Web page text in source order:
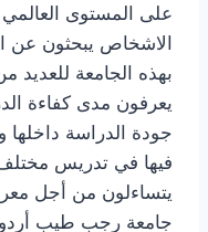
على المستوى
الاشخاص يبحثون عن
بهذه الجامعة للعديد
يعرفون مدى كفاءة
جودة الدراسة داخلها
فيها في تدريس
يتساءلون من أجل
جامعة رجب طيب